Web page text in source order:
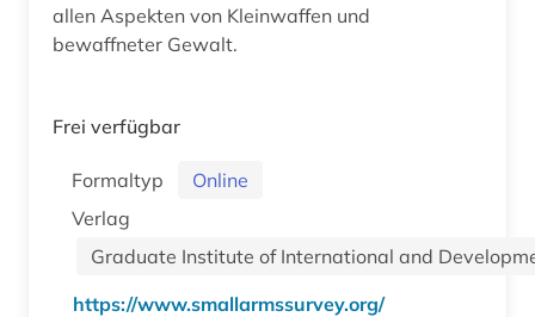
allen Aspekten von Kleinwaffen und
bewaffneter Gewalt.
Frei verfügbar
Formaltyp
Online
Verlag
Graduate Institute of International and
https://www.smallarmssurvey.org/